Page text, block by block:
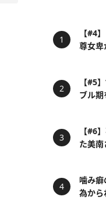
【#4
尊女卑
【#5
ブル
【#6
た美
噛み癖
為から